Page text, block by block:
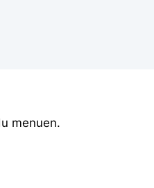
menuen.